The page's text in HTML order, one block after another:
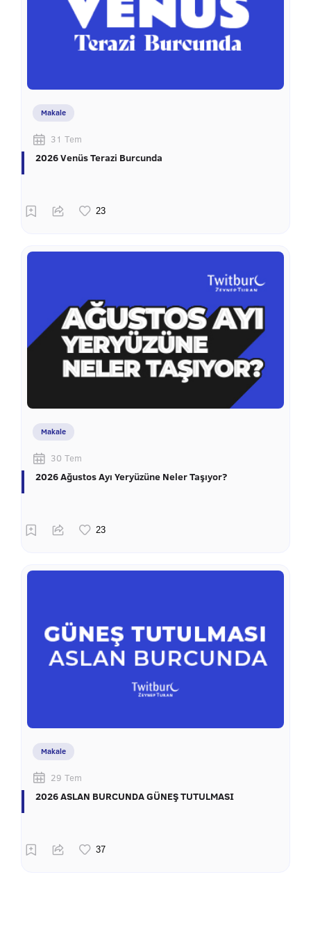
Makale
31 Tem
2026 Venüs Terazi Burcunda
Makale
30 Tem
2026 Ağustos Ayı Yeryüzüne Neler Taşıyor?
Makale
29 Tem
2026 ASLAN BURCUNDA GÜNEŞ TUTULMASI